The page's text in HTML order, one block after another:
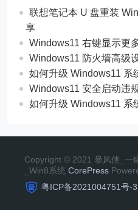
联想笔记本 U 盘重装
享
Windows11 右键显示更
Windows11 防火墙高级
如何升级 Windows11 系
Windows11 安全启动违
如何升级 Windows11 系
Copyright © 2021 暴风侠_一
_Win8系统 CorePress
粤ICP备2021004751号-3